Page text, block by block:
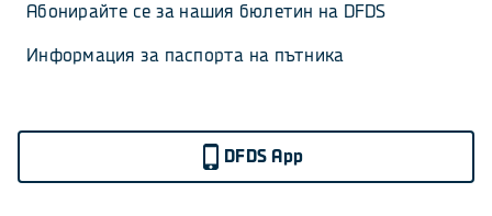
Абонирайте се за нашия бюлетин на DFDS
Информация за паспорта на пътника
DFDS App